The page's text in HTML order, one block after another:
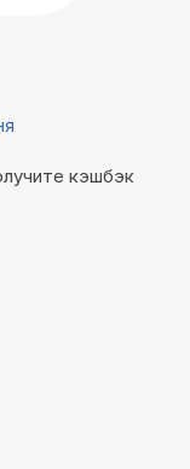
кэшбэк